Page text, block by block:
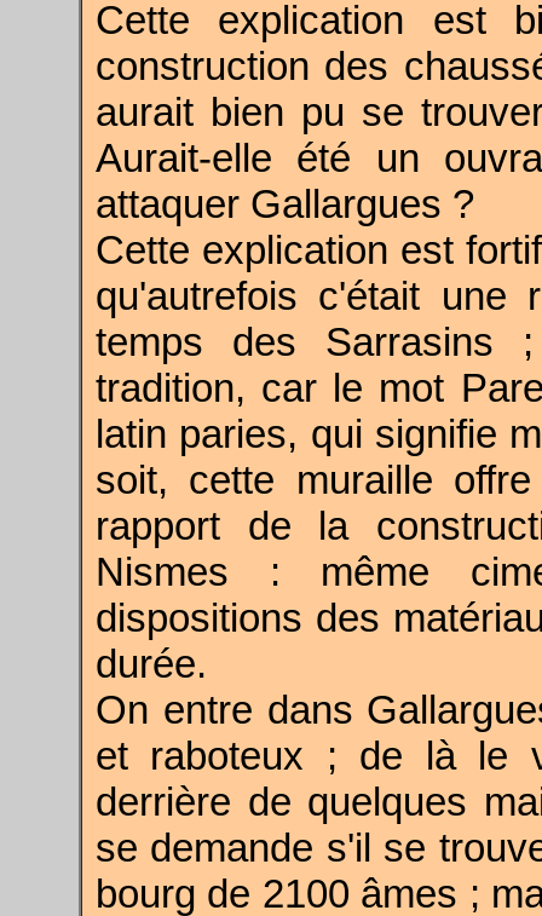
Cette explication est
construction des
aurait bien pu se
Aurait-elle été un
attaquer Gallargues ?
Cette explication est
qu'autrefois c'était une
temps des Sarrasins
tradition, car le mot
latin paries, qui signifie
soit, cette muraille
rapport de la
Nismes : même
dispositions des
durée.
On entre dans
et raboteux ; de là le
derrière de quelques
se demande s'il se
bourg de 2100 âmes ;